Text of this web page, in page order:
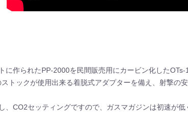
に作られたPP-2000を民間販売用にカービン化した
トックが使用出来る着脱式アダプターを備え、射撃の
CO2セッティングですので、ガスマガジンは初速が低